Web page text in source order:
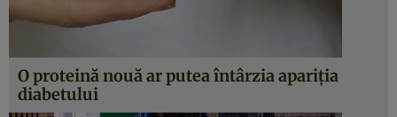
O proteină nouă ar putea întârzia apariţia
diabetului